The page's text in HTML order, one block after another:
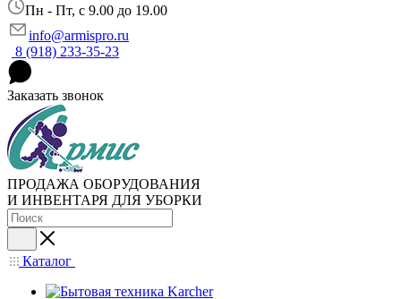
Пн - Пт, c 9.00 до 19.00
info@armispro.ru
8 (918) 233-35-23
Заказать звонок
ПРОДАЖА ОБОРУДОВАНИЯ
И ИНВЕНТАРЯ ДЛЯ УБОРКИ
Каталог